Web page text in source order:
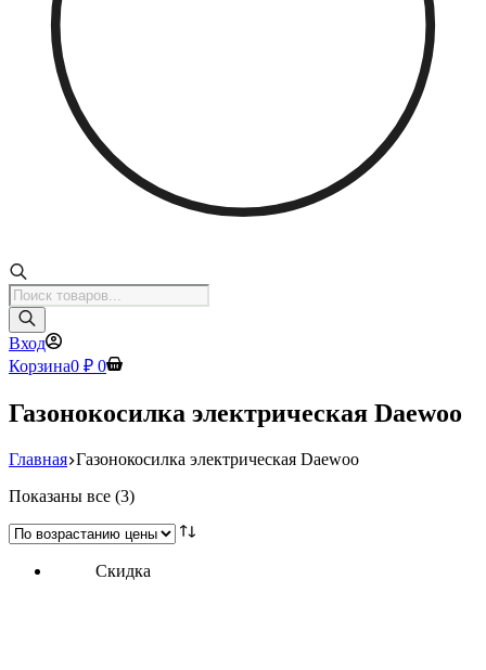
Поиск
товаров
Вход
Корзина0 ₽ 0
Газонокосилка электрическая Daewoo
Главная Газонокосилка электрическая Daewoo
Показаны все (3)Цены:
возрастанию
Скидка